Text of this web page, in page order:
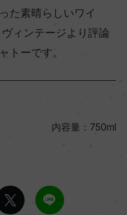
た素晴らしいワイ
ィンテージより評論
トーです。
内容量：750ml